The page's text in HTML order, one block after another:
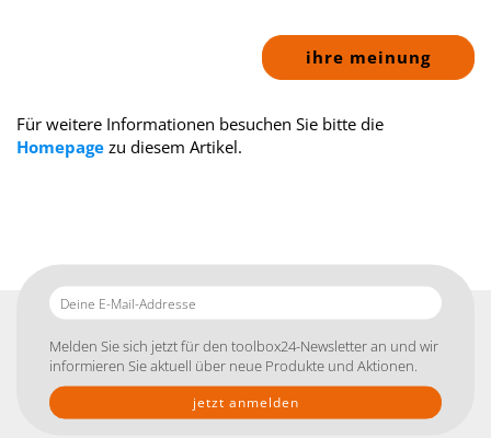
ihre meinung
Für weitere Informationen besuchen Sie bitte die
Homepage zu diesem Artikel.
Deine
E-
Addresse
Melden Sie sich jetzt für den toolbox24-Newsletter an und wir
informieren Sie aktuell über neue Produkte und Aktionen.